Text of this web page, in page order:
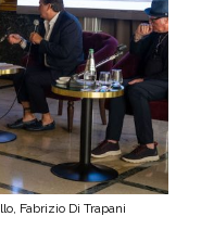
Fabrizio Di Trapani